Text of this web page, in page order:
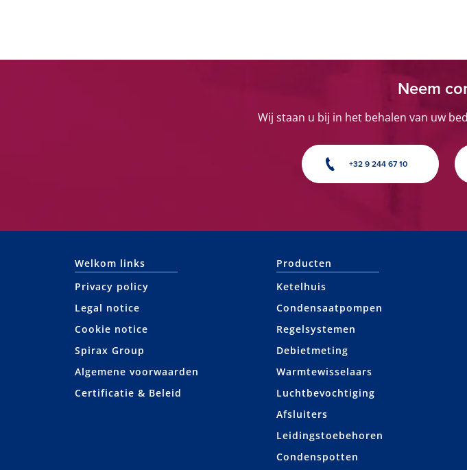
Neem
Wij staan u bij in het behalen van uw
+32 9 244 67 10
Welkom links
Privacy policy
Legal notice
Cookie notice
Spirax Group
Algemene voorwaarden
Certificatie & Beleid
Producten
Ketelhuis
Condensaatpompen
Regelsystemen
Debietmeting
Warmtewisselaars
Luchtbevochtiging
Afsluiters
Leidingstoebehoren
Condenspotten